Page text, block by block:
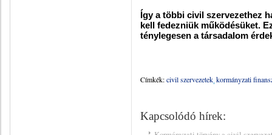
Így atöbbi civil szervezethez
kell fedezniük működésüket.
ténylegesen a társadalom
Címkék:civil szervezetek kormányzati
Kapcsolódó hírek: